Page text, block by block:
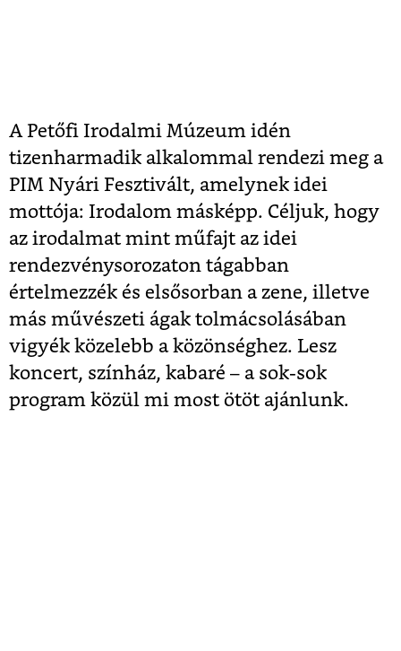
A Petőfi Irodalmi Múzeum idén
tizenharmadik alkalommal rendezi meg a
PIM Nyári Fesztivált, amelynek idei
mottója: Irodalom másképp. Céljuk, hogy
az irodalmat mint műfajt az idei
rendezvénysorozaton tágabban
értelmezzék és elsősorban a zene, illetve
más művészeti ágak tolmácsolásában
vigyék közelebb a közönséghez. Lesz
koncert, színház, kabaré – a sok-sok
program közül mi most ötöt ajánlunk.